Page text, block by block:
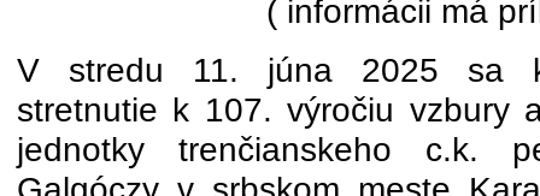
( informácii má
V stredu 11. júna 2025 sa
stretnutie k 107. výročiu vzbury
jednotky trenčianskeho c.k.